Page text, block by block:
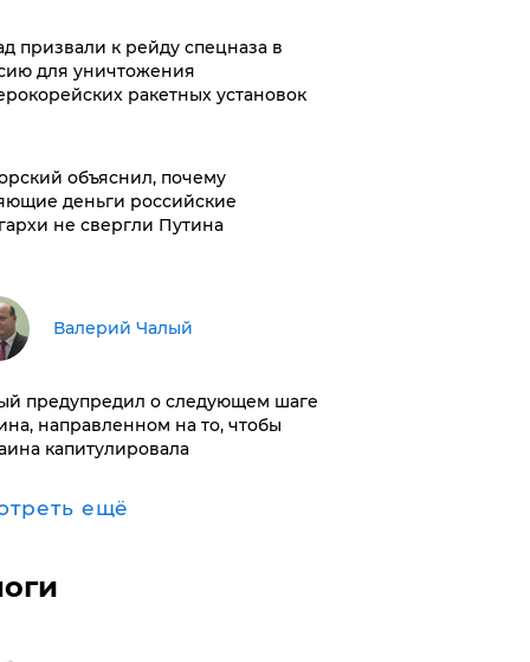
призвали к рейду спецназа в
для уничтожения
ракетных установок
объяснил, почему
деньги российские
не свергли Путина
Валерий Чалый
предупредил о следующем шаге
направленном на то, чтобы
капитулировала
ещё